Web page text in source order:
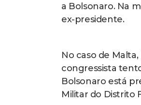
a Bolsonaro. Na
ex-presidente.
No caso de
congressista
Bolsonaro está
Militar do Distrito